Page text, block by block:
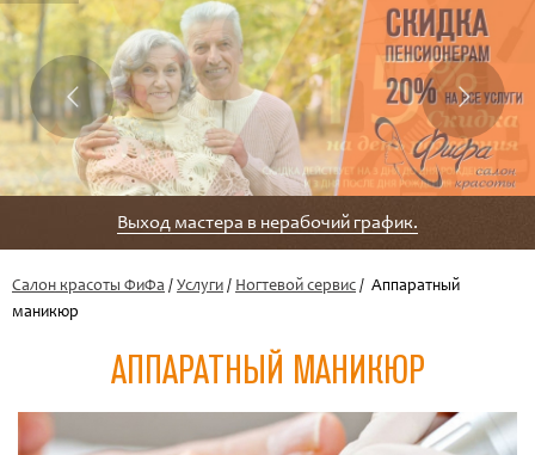
Выход мастера в нерабочий график.
Салон красоты ФиФа / Услуги / Ногтевой сервис / Аппаратный
маникюр
АППАРАТНЫЙ МАНИКЮР